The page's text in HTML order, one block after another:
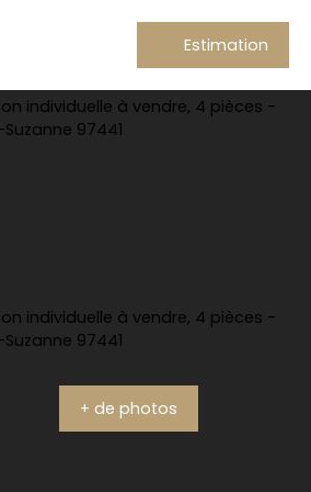
Estimation
+ de photos